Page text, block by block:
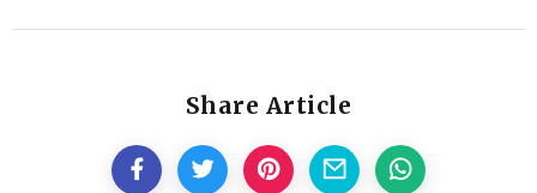
Share Article